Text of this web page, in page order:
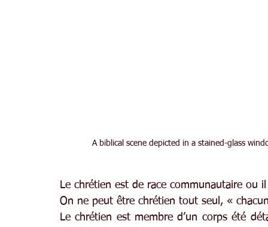
A biblical scene depicted in a stained-glass
Le chrétien est de race communautaire ou il
On ne peut être chrétien tout seul, «
Le chrétien est membre d’un corps été